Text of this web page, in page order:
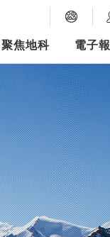
聚焦地科 電子報